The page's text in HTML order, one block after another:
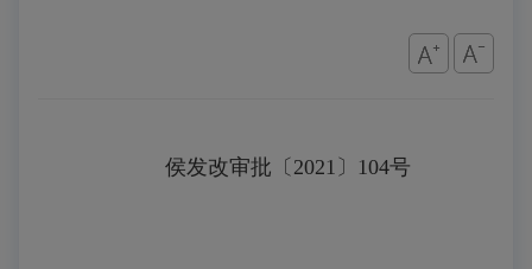
侯发改审批〔2021〕104号